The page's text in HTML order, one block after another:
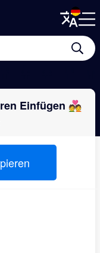
Einfügen 💑